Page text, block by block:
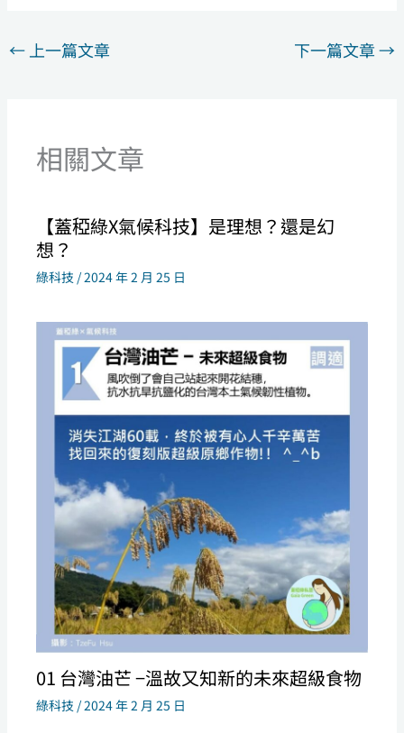
←上一篇文章 下一篇文章→
相關文章
【蓋稏綠X氣候科技】是理想？還是幻
想？
綠科技 /2024 年 2 月 25 日
01 台灣油芒 −溫故又知新的未來超級食物
綠科技 /2024 年 2 月 25 日